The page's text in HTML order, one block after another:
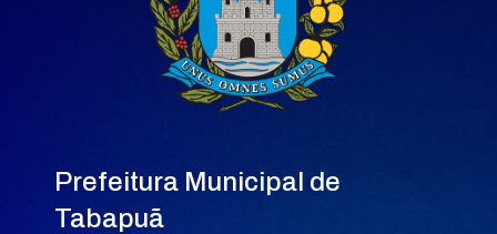
Prefeitura Municipal de
Tabapuã